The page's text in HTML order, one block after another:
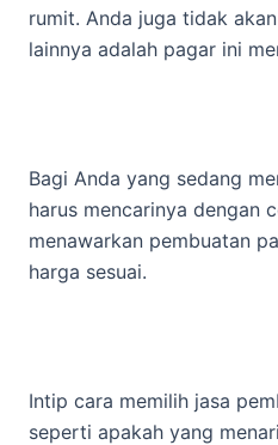
rumit. Anda juga tidak
lainnya adalah pagar ini
Bagi Anda yang sedang
harus mencarinya dengan
menawarkan pembuatan
harga sesuai.
Intip cara memilih jasa
seperti apakah yang